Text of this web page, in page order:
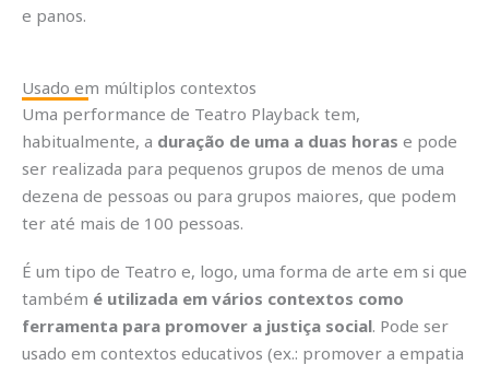
e panos.
Usado em múltiplos contextos
Uma performance de Teatro Playback tem,
habitualmente, a duração de uma a duas horas e pode
ser realizada para pequenos grupos de menos de uma
dezena de pessoas ou para grupos maiores, que podem
ter até mais de 100 pessoas.
É um tipo de Teatro e, logo, uma forma de arte em si que
também é utilizada em vários contextos como
ferramenta para promover a justiça social. Pode ser
usado em contextos educativos (ex.: promover a empatia